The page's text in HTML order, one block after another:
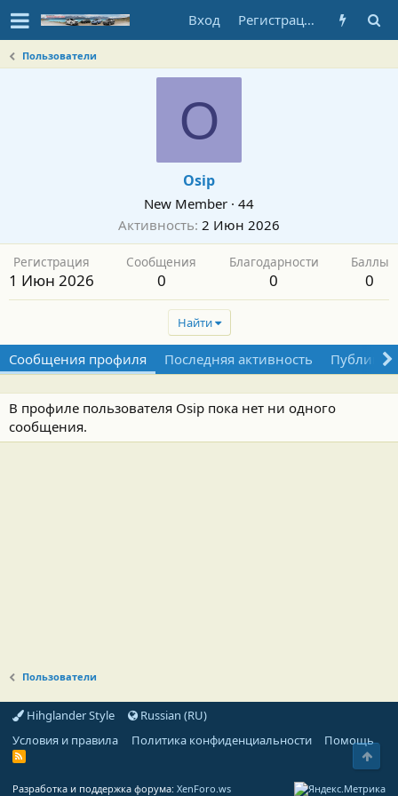
Вход Регистрация
Пользователи
O
Osip
New Member · 44
Активность 2 Июн 2026
Регистрация
1 Июн 2026
Сообщения
0
Благодарности
0
Баллы
0
Найти
Сообщения профиля Последняя активность
В профиле пользователя Osip пока нет ни одного
сообщения.
Пользователи
Hihglander Style
Russian (RU)
Условия и правила
Политика конфиденциальности Помощь
R
Разработка и поддержка форума: XenForo.ws